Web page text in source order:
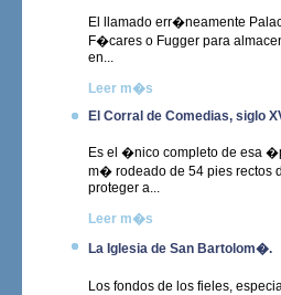
El llamado err�neamente
F�cares o Fugger para
en...
Leer m�s
El Corral de Comedias, siglo
Es el �nico completo de esa
m� rodeado de 54 pies rectos
proteger a...
Leer m�s
La Iglesia de San Bartolom�.
Los fondos de los fieles,